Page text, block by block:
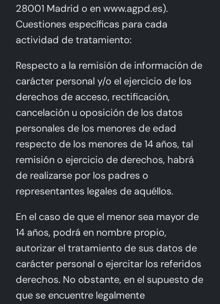
28001 Madrid o en www.agpd.es).
Cuestiones específicas para cada
actividad de tratamiento:
Respecto a la remisión de información de
carácter personal y/o el ejercicio de los
derechos de acceso, rectificación,
cancelación u oposición de los datos
personales de los menores de edad
respecto de los menores de 14 años, tal
remisión o ejercicio de derechos, habrá
de realizarse por los padres o
representantes legales de aquéllos.
En el caso de que el menor sea mayor de
14 años, podrá en nombre propio,
autorizar el tratamiento de sus datos de
carácter personal o ejercitar los referidos
derechos. No obstante, en el supuesto de
que se encuentre legalmente